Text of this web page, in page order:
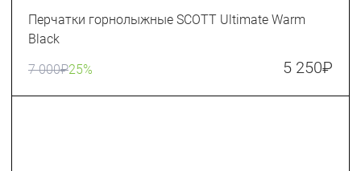
Перчатки горнолыжные SCOTT Ultimate Warm
Black
7 000₽25% 5 250₽